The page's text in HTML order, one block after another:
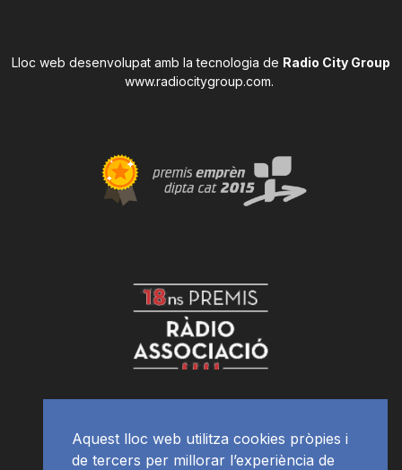
Lloc web desenvolupat amb la tecnologia de Radio City Group
www.radiocitygroup.com.
Aquest lloc web utilitza cookies pròpies i
de tercers per millorar l’experiència de